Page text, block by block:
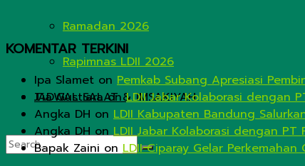
Ramadan 2026
Rapimnas LDII 2026
JADWAL SALAT & IMSAKIYAH
KOMENTAR TERKINI
Ipa Slamet on Pemkab Subang Apresiasi
Tia GustiaraonLDII Jabar Kolaborasi dengan
Angka DH on LDII Kabupaten Bandung
Angka DHonLDII Jabar Kolaborasi dengan PT
Bapak Zaini on LDII Ciparay Gelar